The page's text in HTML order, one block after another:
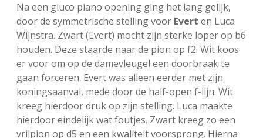
Na een giuco piano opening ging het lang gelijk,
door de symmetrische stelling voor Evert en Luca
Wijnstra. Zwart (Evert) mocht zijn sterke loper op b6
houden. Deze staarde naar de pion op f2. Wit koos
er voor om op de damevleugel een doorbraak te
gaan forceren. Evert was alleen eerder met zijn
koningsaanval, mede door de half-open f-lijn. Wit
kreeg hierdoor druk op zijn stelling. Luca maakte
hierdoor eindelijk wat foutjes. Zwart kreeg zo een
vrijpion op d5 en een kwaliteit voorsprong. Hierna